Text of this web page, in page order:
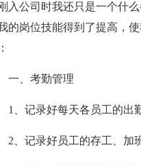
入公司时我还只是一个什
的岗位技能得到了提高，
一、考勤管理
1、记录好每天各员工的出
2、记录好员工的存工、加